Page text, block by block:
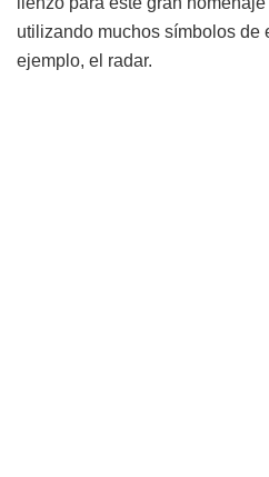
utilizando muchos símbolos de
ejemplo, el radar.